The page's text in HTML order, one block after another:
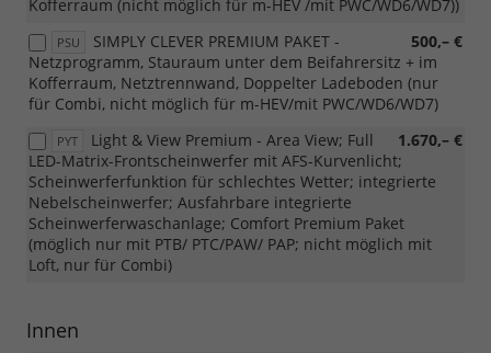
Kofferraum (nicht möglich für m-HEV /mit PWC/WD6/WD7))
PSU 500,– €
SIMPLY CLEVER PREMIUM PAKET -
Netzprogramm, Stauraum unter dem Beifahrersitz + im
Kofferraum, Netztrennwand, Doppelter Ladeboden (nur
für Combi, nicht möglich für m-HEV/mit PWC/WD6/WD7)
PYT 1.670,– €
Light & View Premium - Area View; Full
LED-Matrix-Frontscheinwerfer mit AFS-Kurvenlicht;
Scheinwerferfunktion für schlechtes Wetter; integrierte
Nebelscheinwerfer; Ausfahrbare integrierte
Scheinwerferwaschanlage; Comfort Premium Paket
(möglich nur mit PTB/ PTC/PAW/ PAP; nicht möglich mit
Loft, nur für Combi)
Innen